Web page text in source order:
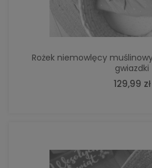
Rożek niemowlęcy
gwiazdki
129,99 zł